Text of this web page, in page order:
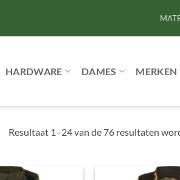
HARDWARE DAMES MERKEN
Resultaat 1–24 van de 76 resultaten